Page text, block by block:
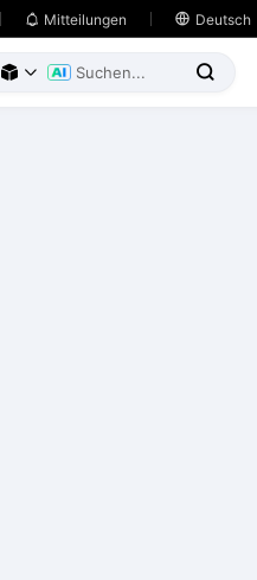
 Mitteilungen  Deutsch
  